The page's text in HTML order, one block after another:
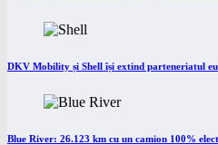
DKV Mobility și Shell își extind parteneriatul
Blue River: 26.123 km cu un camion 100%